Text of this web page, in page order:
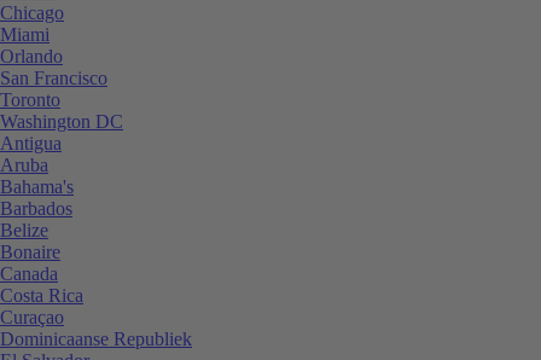
Chicago
Miami
Orlando
San Francisco
Toronto
Washington DC
Antigua
Aruba
Bahama's
Barbados
Belize
Bonaire
Canada
Costa Rica
Curaçao
Dominicaanse Republiek